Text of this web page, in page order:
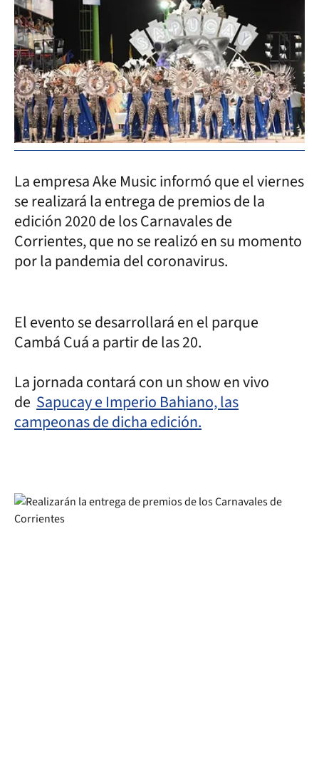
La empresa Ake Music informó que el viernes
se realizará la entrega de premios de la
edición 2020 de los Carnavales de
Corrientes, que no se realizó en su momento
por la pandemia del coronavirus.
El evento se desarrollará en el parque
Cambá Cuá a partir de las 20.
La jornada contará con un show en vivo
de Sapucay e Imperio Bahiano, las
campeonas de dicha edición.